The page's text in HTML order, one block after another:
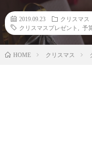
2019.09.23
クリスマス
クリスマスプレゼント
予
HOME クリスマス